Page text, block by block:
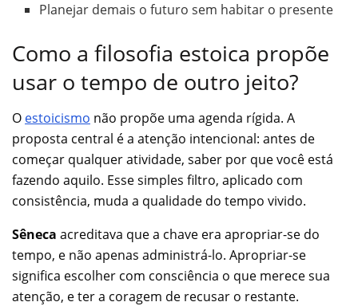
Planejar demais o futuro sem habitar o presente
Como a filosofia estoica propõe
usar o tempo de outro jeito?
O estoicismo não propõe uma agenda rígida. A
proposta central é a atenção intencional: antes de
começar qualquer atividade, saber por que você está
fazendo aquilo. Esse simples filtro, aplicado com
consistência, muda a qualidade do tempo vivido.
Sêneca acreditava que a chave era apropriar-se do
tempo, e não apenas administrá-lo. Apropriar-se
significa escolher com consciência o que merece sua
atenção, e ter a coragem de recusar o restante.